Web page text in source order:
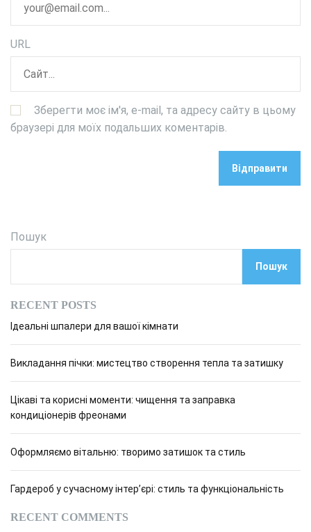
URL
Зберегти моє ім'я, e-mail, та адресу сайту в цьому
браузері для моїх подальших коментарів.
Пошук
Пошук
RECENT POSTS
Ідеальні шпалери для вашої кімнати
Викладання пічки: мистецтво створення тепла та затишку
Цікаві та корисні моменти: чищення та заправка
кондиціонерів фреонами
Оформляємо вітальню: творимо затишок та стиль
Гардероб у сучасному інтер’єрі: стиль та функціональність
RECENT COMMENTS